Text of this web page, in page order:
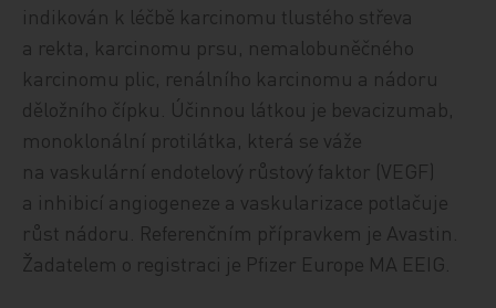
indikován k léčbě karcinomu tlustého střeva
a rekta, karcinomu prsu, nemalobuněčného
karcinomu plic, renálního karcinomu a nádoru
děložního čípku. Účinnou látkou je bevacizumab,
monoklonální protilátka, která se váže
na vaskulární endotelový růstový faktor (VEGF)
a inhibicí angiogeneze a vaskularizace potlačuje
růst nádoru. Referenčním přípravkem je Avastin.
Žadatelem o registraci je Pfizer Europe MA EEIG.